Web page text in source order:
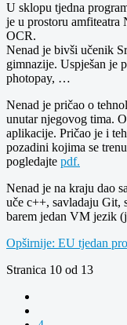
U sklopu tjedna
je u prostoru amfiteatra
OCR.
Nenad je bivši učenik
gimnazije. Uspješan je
photopay, …
Nenad je pričao o
unutar njegovog tima.
aplikacije. Pričao je i
pozadini kojima se
pogledajte pdf.
Nenad je na kraju dao
uče c++, savladaju Git,
barem jedan VM jezik
Opširnije: EU tjedan
Stranica 10 od 13